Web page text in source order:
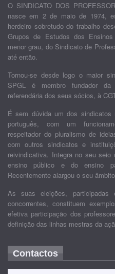
O SINDICATO DOS
nasce em 2 de maio de 1974,
herdeiro sobretudo do trabalho
Grupos de Estudos dos
menor grau, do Sindicato de
até então.
Tornou-se desde logo o maior
SPGL é membro fundador da
referendária dos seus sócios, à
É sem dúvida um dos
português, com um
respeitador do pluralismo de
com outros sindicatos e
reivindicativa. Integra no seu
ensino público e do ensino
Recentemente alargou o seu
As suas eleições,
concorrentes, constituem
efetiva participação dos
definição das linhas mestras da
Contactos